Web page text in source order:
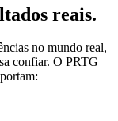
reais.
no mundo real,
confiar. O PRTG